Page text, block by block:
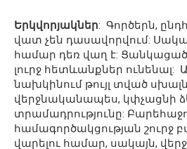
Երկվորյակներ: Գործերն,
վատ չեն դասավորվում:
համար դեռ վաղ է:
լուրջ հետևանքներ ունենալ:
նախկինում թույլ տված
վերջնականապես, կփչացնի
տրամադրությունը:
համագործակցության շուրջ
վարելու համար, սակայն,